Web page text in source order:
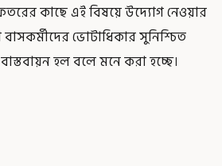
কাছে এই বিষয়ে উদ্যোগ নেওয়ার
ভোটাধিকার সুনিশ্চিত
হল বলে মনে করা হচ্ছে।